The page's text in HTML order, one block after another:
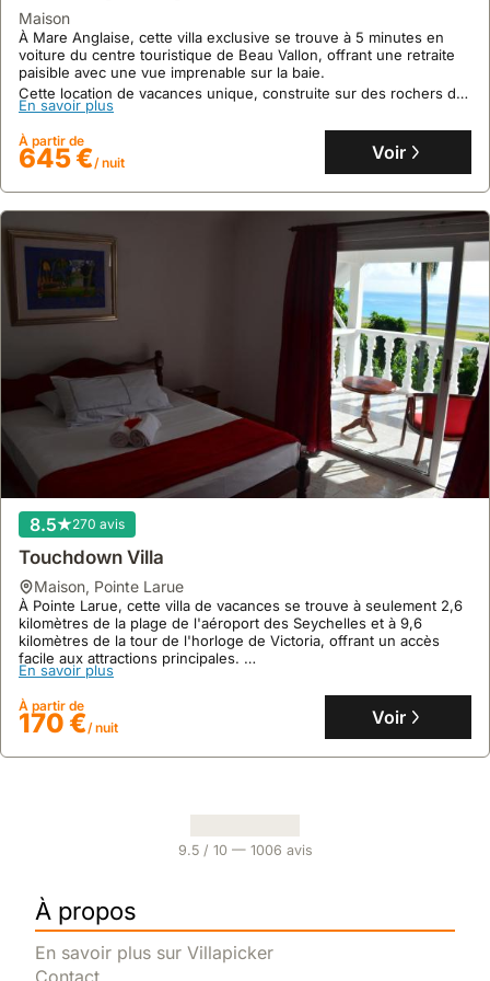
maison
À Mare Anglaise, cette villa exclusive se trouve à 5 minutes en
voiture du centre touristique de Beau Vallon, offrant une retraite
paisible avec une vue imprenable sur la baie.
Cette location de vacances unique, construite sur des rochers de
granit, propose 3 chambres pour 7 personnes, une piscine, un
jardin avec barbecue et un accès direct à la mer pour des
vacances mémorables.
En savoir plus
À partir de
645 €/ nuit Voir
8.5 270 avis
Touchdown Villa
maison, Pointe Larue
À Pointe Larue, cette villa de vacances se trouve à seulement 2,6
kilomètres de la plage de l'aéroport des Seychelles et à 9,6
kilomètres de la tour de l'horloge de Victoria, offrant un accès
facile aux attractions principales.
Ce spacieux hébergement de vacances de 600 mètres carrés
propose 2 chambres climatisées, une cuisine équipée, un balcon
avec vue sur la montagne, une terrasse avec vue sur la mer, et un
jardin, parfait pour une location de villa confortable.
En savoir plus
À partir de
170 €/ nuit Voir
9.5/ 10 — 1006 avis
À propos
En savoir plus sur Villapicker
Contact